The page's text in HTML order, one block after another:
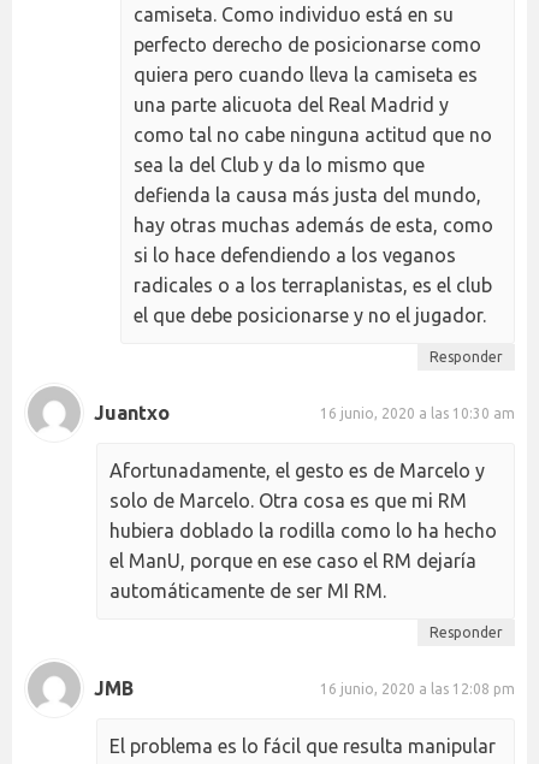
camiseta. Como individuo está en su
perfecto derecho de posicionarse como
quiera pero cuando lleva la camiseta es
una parte alicuota del Real Madrid y
como tal no cabe ninguna actitud que no
sea la del Club y da lo mismo que
defienda la causa más justa del mundo,
hay otras muchas además de esta, como
si lo hace defendiendo a los veganos
radicales o a los terraplanistas, es el club
el que debe posicionarse y no el jugador.
Responder
Juantxo 16 junio, 2020 a las 10:30 am
Afortunadamente, el gesto es de Marcelo y
solo de Marcelo. Otra cosa es que mi RM
hubiera doblado la rodilla como lo ha hecho
el ManU, porque en ese caso el RM dejaría
automáticamente de ser MI RM.
Responder
JMB 16 junio, 2020 a las 12:08 pm
El problema es lo fácil que resulta manipular